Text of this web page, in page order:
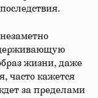
жизни, даже
часто кажется
за пределами